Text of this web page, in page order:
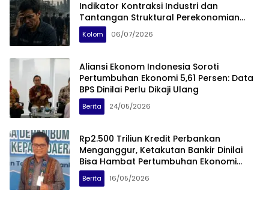
Indikator Kontraksi Industri dan
Tantangan Struktural Perekonomian
Nasional
Kolom 06/07/2026
Aliansi Ekonom Indonesia Soroti
Pertumbuhan Ekonomi 5,61 Persen: Data
BPS Dinilai Perlu Dikaji Ulang
Berita 24/05/2026
Rp2.500 Triliun Kredit Perbankan
Menganggur, Ketakutan Bankir Dinilai
Bisa Hambat Pertumbuhan Ekonomi
Nasional
Berita 16/05/2026